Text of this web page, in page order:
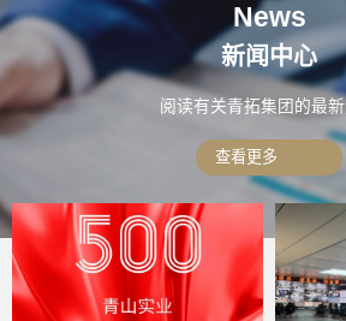
News
新闻中心
阅读有关青拓集团的最
查看更多